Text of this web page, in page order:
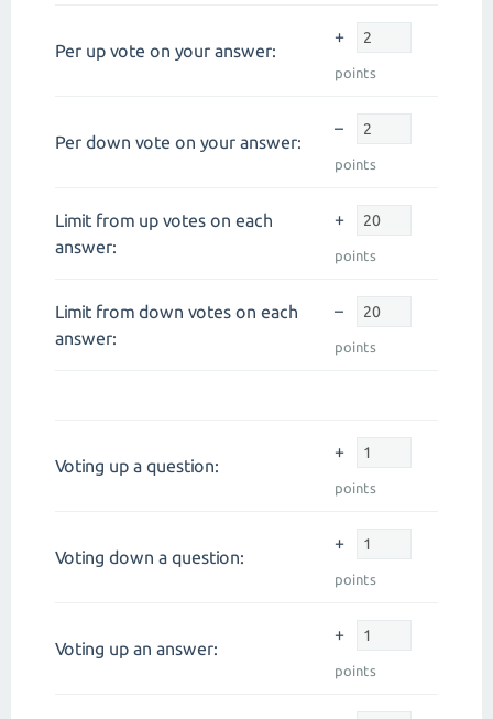
Per up vote on your answer:
+
points
Per down vote on your answer:
–
points
Limit from up votes on each
answer:
+
points
Limit from down votes on each
answer:
–
points
Voting up a question:
+
points
Voting down a question:
+
points
Voting up an answer:
+
points